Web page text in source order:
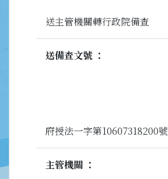
送主管機關轉行政院備查
送備查文號
府授法一字第10607318200號
主管機關